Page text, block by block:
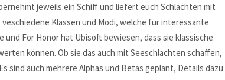
jeweils ein Schiff und liefert euch Schlachten mit
Klassen und Modi, welche für interessante
For Honor hat Ubisoft bewiesen, dass sie klassische
können. Ob sie das auch mit Seeschlachten schaffen,
sind auch mehrere Alphas und Betas geplant, Details dazu